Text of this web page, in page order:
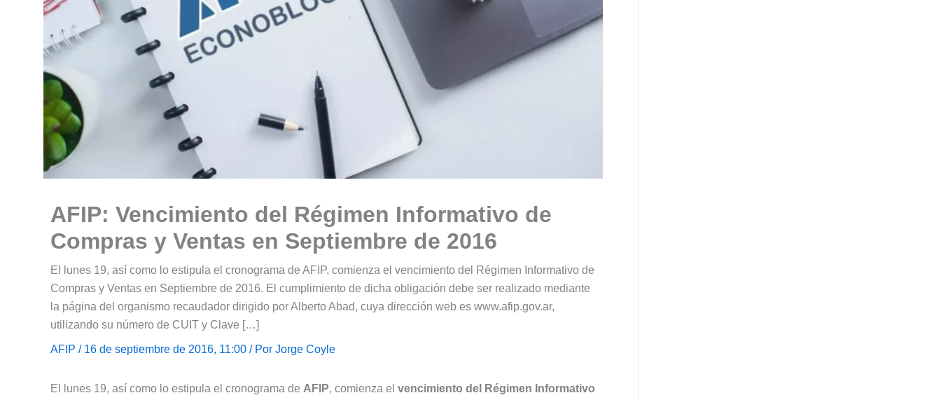
AFIP: Vencimiento del Régimen Informativo de
Compras y Ventas en Septiembre de 2016
El lunes 19, así como lo estipula el cronograma de AFIP, comienza el vencimiento del Régimen Informativo de
Compras y Ventas en Septiembre de 2016. El cumplimiento de dicha obligación debe ser realizado mediante
la página del organismo recaudador dirigido por Alberto Abad, cuya dirección web es www.afip.gov.ar,
utilizando su número de CUIT y Clave […]
AFIP / 16 de septiembre de 2016, 11:00 / Por Jorge Coyle
El lunes 19, así como lo estipula el cronograma de AFIP, comienza el vencimiento del Régimen Informativo